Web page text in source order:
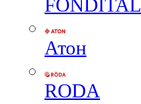
FONDITAL
Атон
RODA